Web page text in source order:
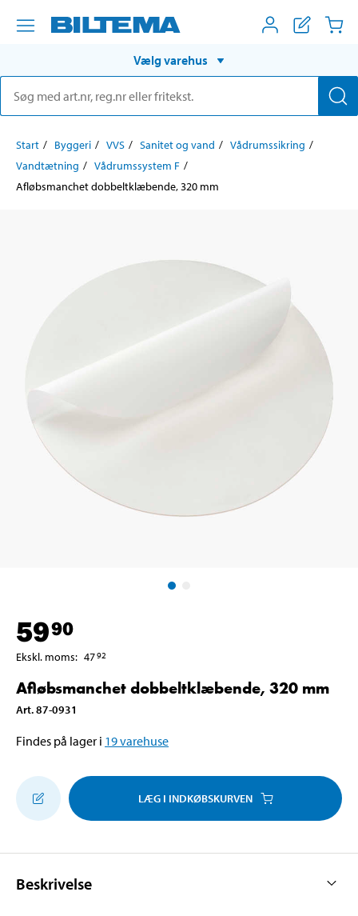
Vælg varehus
Start Byggeri VVS Sanitet og vand
Vådrumssikring
Vandtætning
Vådrumssystem F
Afløbsmanchet dobbeltklæbende, 320 mm
5990
Ekskl. moms: 4792
Afløbsmanchet dobbeltklæbende, 320 mm
Art.87-0931
Findes på lager i 19varehuse
LÆG I INDKØBSKURVEN
Beskrivelse